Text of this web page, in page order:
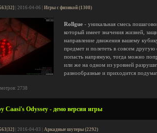
| 2016-04-06 | Игры с физикой (1308)
Rollgue - уникальная смесь
который имеет значения жизней,
направление движения вашему
предмет и полететь в совсем
попасть напрямую, тогда можно
или же на одном из уровней
разнообразные и приходится
2738
Caasi's Odyssey - демо версия игры
| 2016-04-03 | Аркадные шутеры (2292)